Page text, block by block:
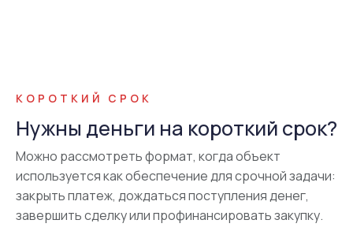
КОРОТКИЙ СРОК
Нужны деньги на короткий срок?
Можно рассмотреть формат, когда объект
используется как обеспечение для срочной задачи:
закрыть платеж, дождаться поступления денег,
завершить сделку или профинансировать закупку.